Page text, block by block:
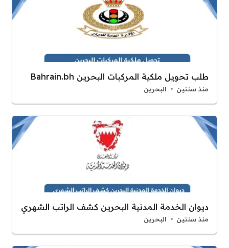
طلب تحويل ملكية المركبات البحرين Bahrain.bh
منذ سنتين البحرين
ديوان الخدمة المدنية البحرين كشف الراتب الشهري
منذ سنتين البحرين